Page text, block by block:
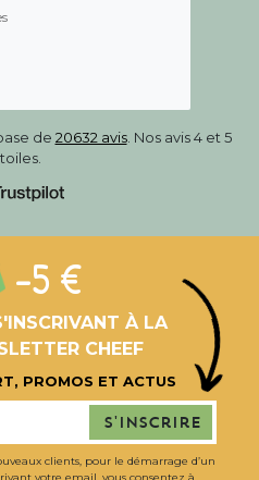
de 20632 avis. Nos avis 4 et 5
-5 €
À LA
CHEEF
PROMOS ET ACTUS
S'inscrire
clients, pour le démarrage d’un